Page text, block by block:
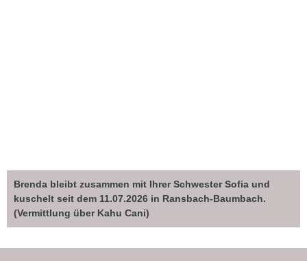
Brenda bleibt zusammen mit Ihrer Schwester Sofia und
kuschelt seit dem 11.07.2026 in Ransbach-Baumbach.
(Vermittlung über Kahu Cani)